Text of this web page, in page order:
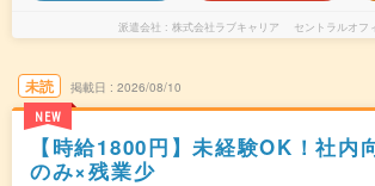
派遣会社 株式会社ラブキャリア セントラルオフ
未読
NEW
掲載日 2026/08/10
【時給1800円】未経験OK！社内
のみ×残業少